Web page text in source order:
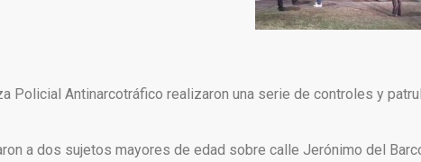
Policial Antinarcotráfico realizaron una serie de controles y
a dos sujetos mayores de edad sobre calle Jerónimo del